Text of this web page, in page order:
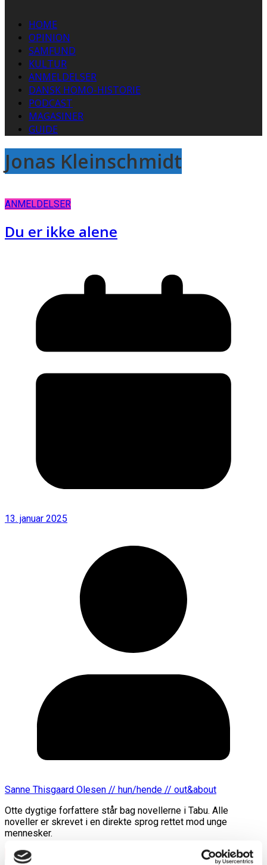
HOME
OPINION
SAMFUND
KULTUR
ANMELDELSER
DANSK HOMO-HISTORIE
PODCAST
MAGASINER
GUIDE
Jonas Kleinschmidt
ANMELDELSER
Du er ikke alene
13. januar 2025
Sanne Thisgaard Olesen // hun/hende // out&about
Otte dygtige forfattere står bag novellerne i Tabu. Alle
noveller er skrevet i en direkte sprog rettet mod unge
mennesker.
Læs mere